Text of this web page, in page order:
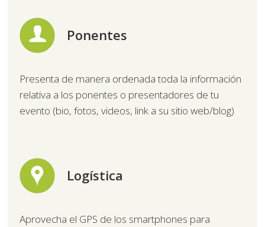
Ponentes
Presenta de manera ordenada toda la información
relativa a los ponentes o presentadores de tu
evento (bio, fotos, videos, link a su sitio web/blog)
Logística
Aprovecha el GPS de los smartphones para